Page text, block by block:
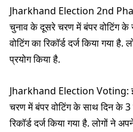
Jharkhand Election 2nd
चुनाव के दूसरे चरण में बंपर वोटिंग
वोटिंग का रिकॉर्ड दर्ज किया गया
प्रयोग किया है.
Jharkhand Election Voting:
चरण में बंपर वोटिंग के साथ दिन के
रिकॉर्ड दर्ज किया गया है. लोगों ने